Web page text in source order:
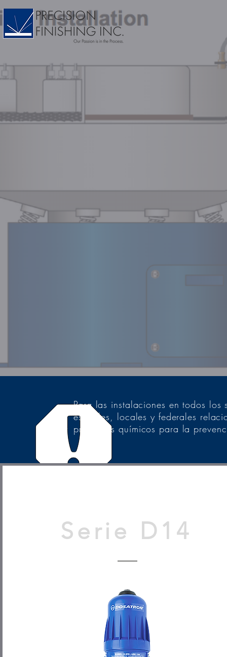
Para las instalaciones en todos
estatales, locales y federales
productos químicos para la
Serie D14